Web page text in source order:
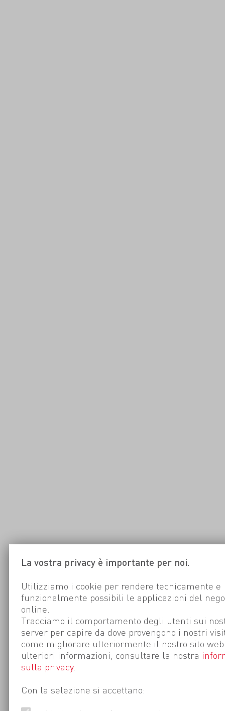
La vostra privacy è importante per noi.
Utilizziamo i cookie per rendere tecnicamente e
funzionalmente possibili le applicazioni del
online.
Tracciamo il comportamento degli utenti sui
server per capire da dove provengono i nostri
come migliorare ulteriormente il nostro sito
ulteriori informazioni, consultare la nostra
sulla privacy.
Con la selezione si accettano: